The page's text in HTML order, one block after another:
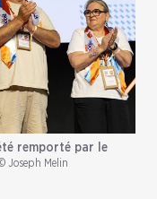
remporté par le
Joseph Melin